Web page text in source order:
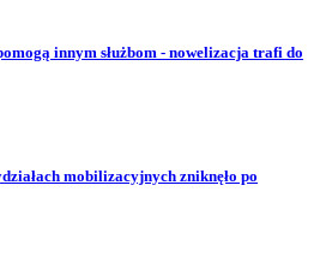
innym służbom - nowelizacja trafi do
mobilizacyjnych zniknęło po